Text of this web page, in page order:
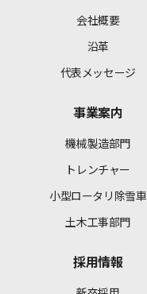
会社概要
沿革
代表メッセージ
事業案内
機械製造部門
トレンチャー
小型ロータリ除雪車
土木工事部門
採用情報